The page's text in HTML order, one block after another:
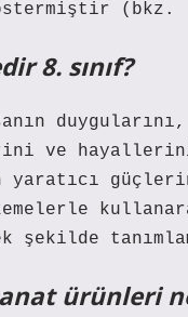
(bkz.
8. sınıf?
duygularını,
ve
yaratıcı
şekilde
ürünleri